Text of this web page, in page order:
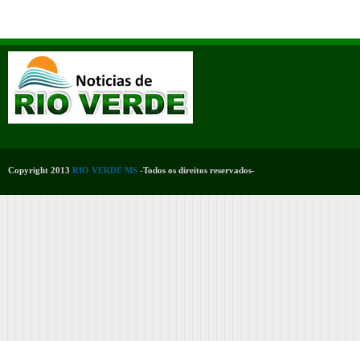
Copyright 2013 RIO VERDE MS -Todos os direitos reservados-